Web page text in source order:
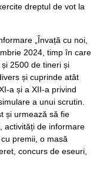
dreptul de vot la
„Învață cu noi,
2024, timp în care
2500 de tineri și
și cuprinde atât
a și a XII-a privind
a unui scrutin.
și urmează să fie
activități de informare
premii, o masă
concurs de eseuri,